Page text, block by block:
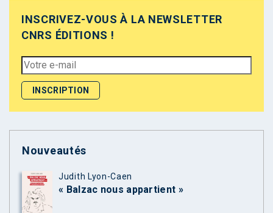
INSCRIVEZ-VOUS À LA NEWSLETTER
CNRS ÉDITIONS !
Nouveautés
Judith Lyon-Caen
« Balzac nous appartient »